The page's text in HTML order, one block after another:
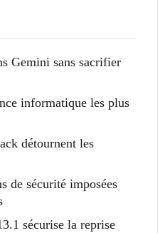
Gemini sans sacrifier
informatique les plus
détournent les
de sécurité imposées
sécurise la reprise